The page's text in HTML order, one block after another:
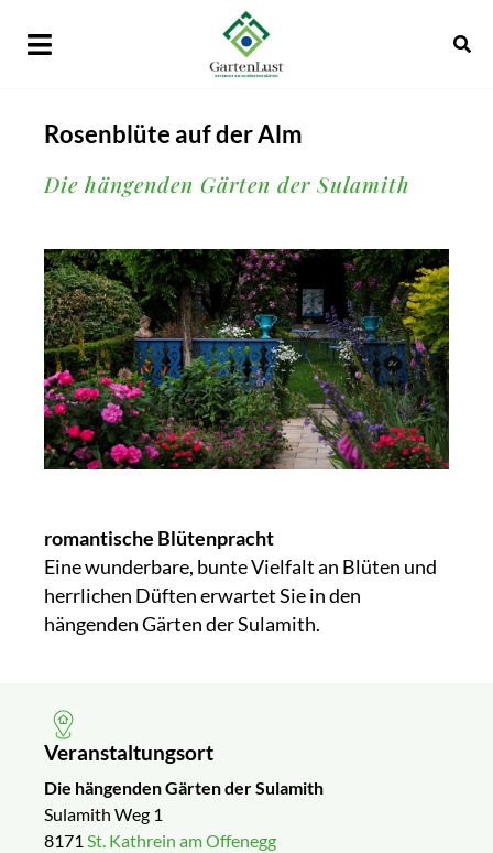
Rosenblüte auf der Alm
Die hängenden Gärten der Sulamith
romantische Blütenpracht
Eine wunderbare, bunte Vielfalt an Blüten und
herrlichen Düften erwartet Sie in den
hängenden Gärten der Sulamith.
Veranstaltungsort
Die hängenden Gärten der Sulamith
Sulamith Weg 1
8171 St. Kathrein am Offenegg